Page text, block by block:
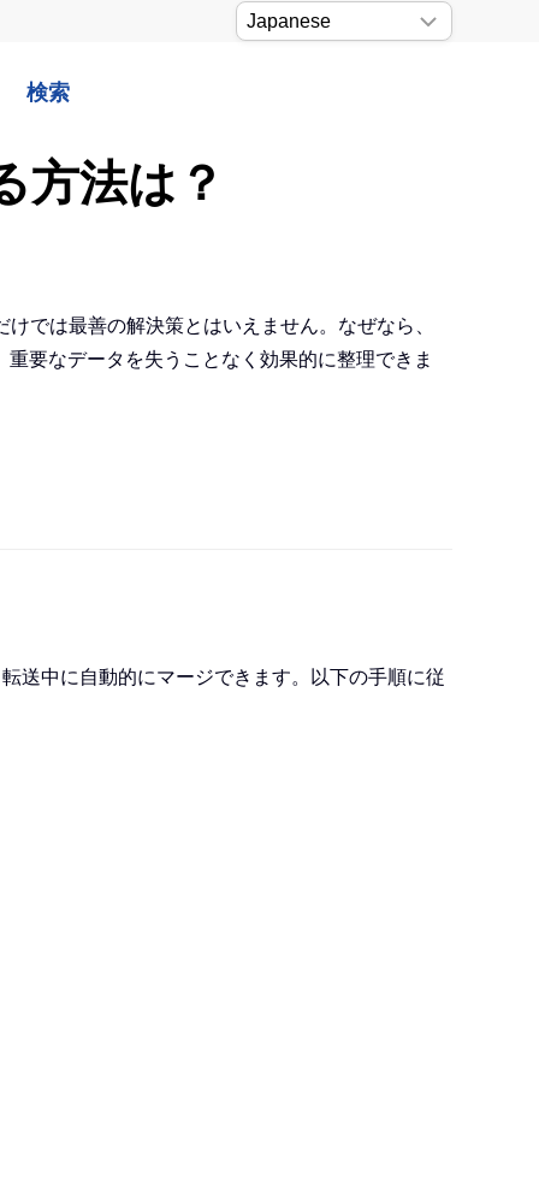
検索
方法は？
では最善の解決策とはいえません。なぜなら、
要なデータを失うことなく効果的に整理できま
送中に自動的にマージできます。以下の手順に従